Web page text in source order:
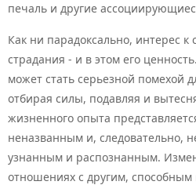
печаль и другие
Как ни парадоксально, интерес к
страдания - и в этом его
может стать серьезной помехой
отбирая силы, подавляя и
жизненного опыта
неназванным и, следовательно,
узнанным и распознанным.
отношениях с другим,